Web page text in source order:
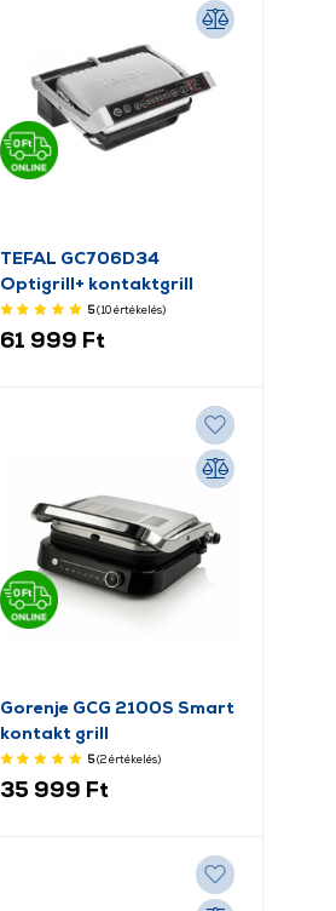
TEFAL GC706D34
Optigrill+ kontaktgrill
5(10értékelés)
61 999 Ft
Gorenje GCG 2100S Smart
kontakt grill
5(2értékelés)
35 999 Ft